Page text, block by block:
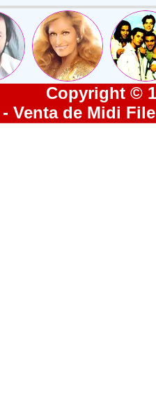
Copyright ©
Venta de Midi